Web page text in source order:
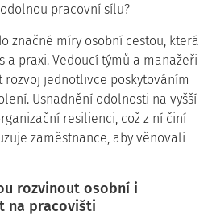
pracovní sílu?
značné míry osobní cestou, která
a praxi. Vedoucí týmů a manažeři
jednotlivce poskytováním
Usnadnění odolnosti na vyšší
resilienci, což z ní činí
zaměstnance, aby věnovali
rozvinout osobní i
na pracovišti